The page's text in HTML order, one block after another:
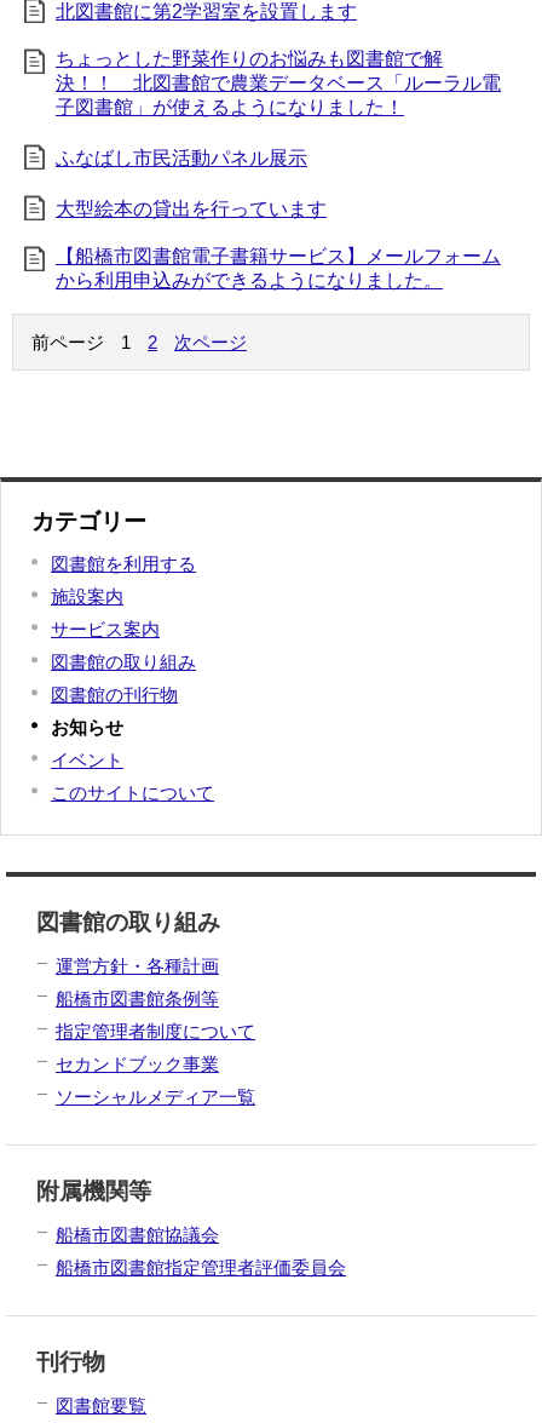
北図書館に第2学習室を設置します
ちょっとした野菜作りのお悩みも図書館で解
決！！ 北図書館で農業データベース「ルーラル電
子図書館」が使えるようになりました！
ふなばし市民活動パネル展示
大型絵本の貸出を行っています
【船橋市図書館電子書籍サービス】メールフォーム
から利用申込みができるようになりました。
前ページ 1 2 次ページ
カテゴリー
図書館を利用する
施設案内
サービス案内
図書館の取り組み
図書館の刊行物
お知らせ
イベント
このサイトについて
図書館の取り組み
運営方針・各種計画
船橋市図書館条例等
指定管理者制度について
セカンドブック事業
ソーシャルメディア一覧
附属機関等
船橋市図書館協議会
船橋市図書館指定管理者評価委員会
刊行物
図書館要覧